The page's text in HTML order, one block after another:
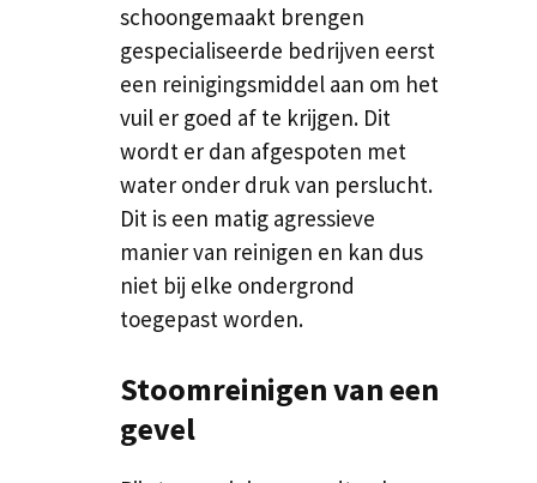
schoongemaakt brengen
gespecialiseerde bedrijven eerst
een reinigingsmiddel aan om het
vuil er goed af te krijgen. Dit
wordt er dan afgespoten met
water onder druk van perslucht.
Dit is een matig agressieve
manier van reinigen en kan dus
niet bij elke ondergrond
toegepast worden.
Stoomreinigen van een
gevel